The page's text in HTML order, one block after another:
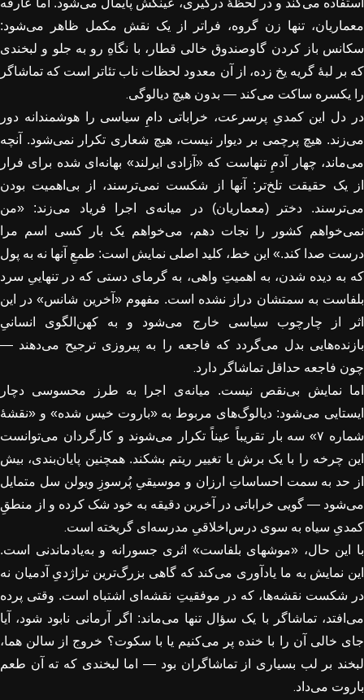
استفاده می‌کند و در لحظهٔ درگیری، عینکش پایمال می‌شود. اما عارفه
معماریان، تنها زن گروه، فراتر از یک نقش مکمل ظاهر می‌شود:
سکانس باز کردن گاوصندوق خالی قطار، با نگاهِ رو به جلو و لبخندی
که بر لبهٔ گریه یخ زده، از آن معدود لحظات ناب تئاتر است که تماشاگر
را یکسره ساکت می‌کند — بدون هیچ دیالوگی.
در دل این کمدیِ پرسرعت، خراباتی دامِ سیاسی را هوشمندانه دور
می‌زند. هیچ پرچمی بر دیوار نیست، هیچ شعاری تکرار نمی‌شود. آنچه
می‌ماند، چهار آدمِ تنهاست که «آزادی ایرلند» بهانه‌ای شده برای فرار
از یک حقیقت تلخ‌تر: آنها از شکست نمی‌ترسند، از بی‌اهمیت بودن
می‌ترسند. دختر (معماریان) در میانه‌ی اجرا فریاد می‌زند: «من
نمی‌خواهم کشور را نجات دهم، می‌خواهم یک بار کسی اسم مرا
درست صدا کند.» این خط، کلید اصلی نمایش است: طمعِ آنها نه به پول
که به دیده شدن، به اهمیتِ واهی، به گرمای دستی که در تنهاییِ سرد
بلفاست به سمتشان دراز نشده است. مفهوم «آخرین شانس» در این
اثر از چارچوب سیاسی خارج می‌شود و به کهن‌الگوی انسانیِ
بازنده‌هایی بدل می‌گردد که فاجعه را به پیروزی ترجیح می‌دهند —
چون فاجعه حداقل تماشاگر دارد.
اما نمایش بی‌نقص نیست. میانه‌ی اجرا به طرز محسوسی دچار
ایستایی می‌شود: دیالوگ‌های مربوط به «باروت خیس شده» و «نقشهٔ
شماره ۷»
سه بار تقریباً عیناً تکرار می‌شوند و کارگردان می‌توانست
این چرخه را با یک برش یا تغییر ریتم بشکند. همچنین پایان‌بندی، بیش
از حد به سمت احساساتِ ارزان و موسیقیِ پُرسوزِ ویولن سل متمایل
می‌شود — گویی خراباتی در آخرین دقیقه به خود شک کرده و از منطقِ
کمدیِ سیاه به سوی درس‌اخلاقیِ مدرسه‌ای گریخته است.
با این حال، «موشهای بلفاست» اثری جسورانه و به‌یادماندنی است.
این نمایش به ما یادآوری می‌کند که گاهی بزرگ‌ترین تراژدیِ آدمیان نه
در شکست نقشه‌ها، که در موفقیتِ نقشه‌ای اشتباه است. وقتی پرده
می‌افتد، تماشاگر با یک سؤال تنها می‌ماند: اگر آرمانی نابود شود، آیا
جای خالی آن را با خنده پر می‌کنیم یا با سکوت؟ خروج از سالن هما،
لبخند بر لب بسیاری از تماشاگران بود — اما لبخندی که ته آن طعم
باروت می‌داد.